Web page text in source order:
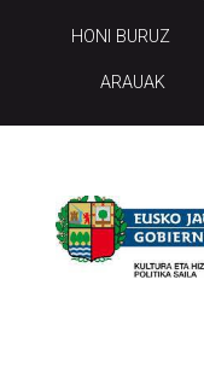
HONI BURUZ
ARAUAK